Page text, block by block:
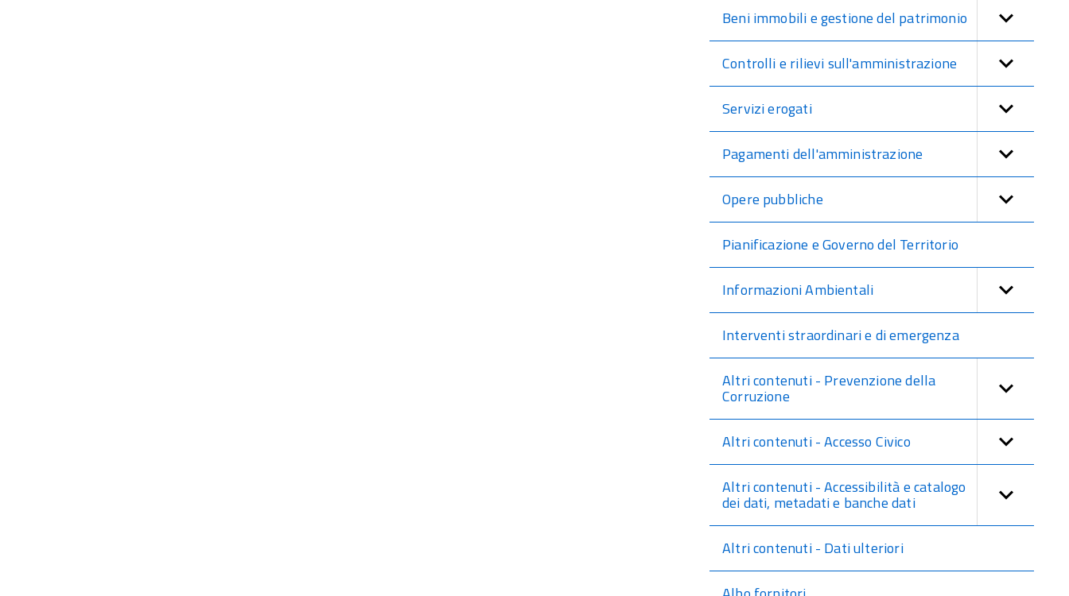
Beni immobili e gestione del patrimonio
Controlli e rilievi sull'amministrazione
Servizi erogati
Pagamenti dell'amministrazione
Opere pubbliche
Pianificazione e Governo del Territorio
Informazioni Ambientali
Interventi straordinari e di emergenza
Altri contenuti - Prevenzione della
Corruzione
Altri contenuti - Accesso Civico
Altri contenuti - Accessibilità e catalogo
dei dati, metadati e banche dati
Altri contenuti - Dati ulteriori